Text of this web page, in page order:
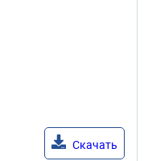
Скачать